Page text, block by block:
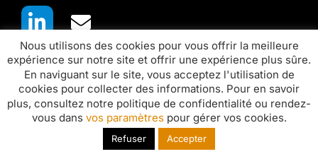
Paramètres des cookies Politique de confidentialité
- Réalisé par
Nous utilisons des cookies pour vous offrir la meilleure
expérience sur notre site et offrir une expérience plus sûre.
En naviguant sur le site, vous acceptez l'utilisation de
cookies pour collecter des informations. Pour en savoir
plus, consultez notre politique de confidentialité ou rendez-
vous dans vos paramètrespour gérer vos cookies.
Refuser Accepter